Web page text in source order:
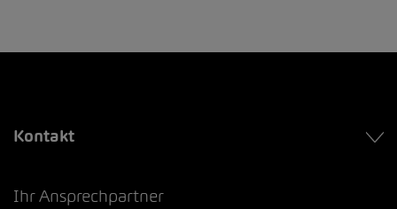
Kontakt
Ihr Ansprechpartner